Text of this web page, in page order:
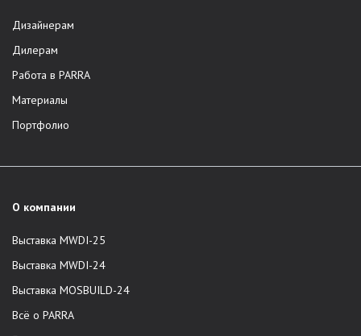
Дизайнерам
Дилерам
Работа в PARRA
Материалы
Портфолио
О компании
Выставка MWDI-25
Выставка MWDI-24
Выставка MOSBUILD-24
Всё о PARRA